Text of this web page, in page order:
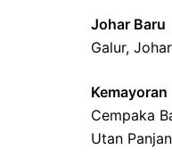
Johar Baru
Galur,
Kemayoran
Cempaka
Utan